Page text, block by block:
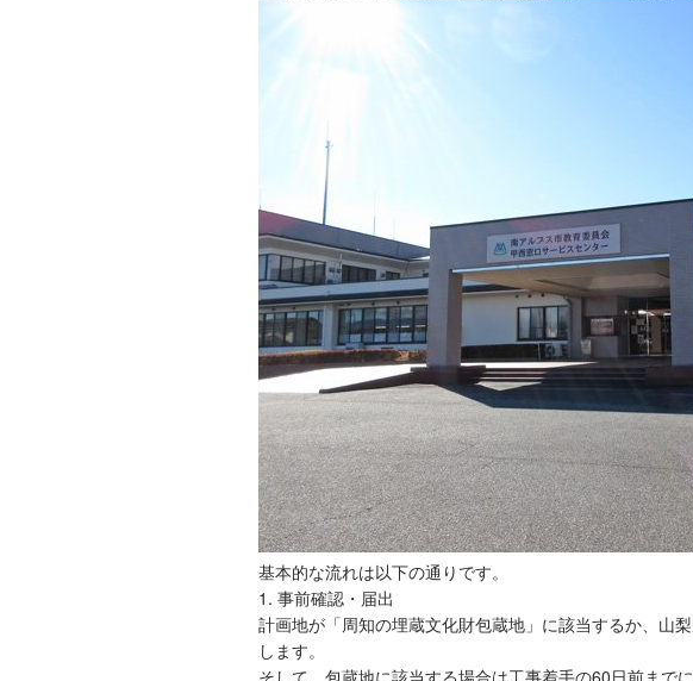
基本的な流れは以下の通りです。
1. 事前確認・届出
計画地が「周知の埋蔵文化財包蔵地」に該当するか、山
します。